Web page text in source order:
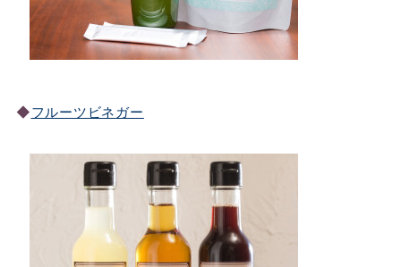
◆フルーツビネガー